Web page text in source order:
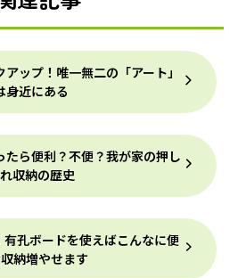
ップ！唯一無二の「アート」
身近にある
たら便利？不便？我が家の押し
収納の歴史
孔ボードを使えばこんなに便
納増やせます